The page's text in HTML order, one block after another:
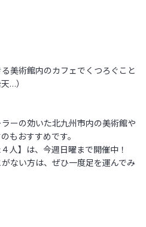
美術館内のカフェでくつろぐこと
…）
ーの効いた北九州市内の美術館や
もおすすめです。
人】は、今週日曜まで開催中！
ない方は、ぜひ一度足を運んでみ